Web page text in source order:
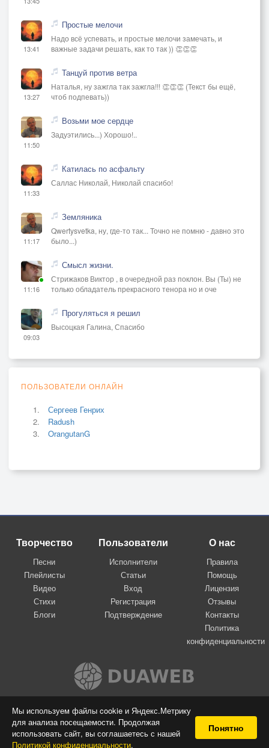
Мы используем файлы cookie и Яндекс.Метрику
для анализа посещаемости. Продолжая
использовать сайт, вы соглашаетесь с нашей
Политикой конфиденциальности.
Понятно
13:41
Простые мелочи
Надо всё успевать, и простые мелочи замечать, и
важные задачи решать, как то так )) 👏👏👏
13:27
Танцуй против ветра
Наталья, ну зажгла так зажгла!!! 👏👏👏 (Текст бы ещё,
чтоб подпевать))
11:50
Возьми мое сердце
Задуэтились...) Хорошо!..
11:33
Катилась по асфальту
Саллас Николай, Николай спасибо!
11:17
Земляника
Qwertysvetka, ну, где-то так... Точно не помню - давно это
было...)
11:16
Смысл жизни.
Стрижаков Виктор , в очередной раз поклон. Вы (Ты) не
только обладатель прекрасного тенора но и оче
09:03
Прогуляться я решил
Высоцкая Галина, Спасибо
ПОЛЬЗОВАТЕЛИ ОНЛАЙН
Сергеев Генрих
Radush
OrangutanG
Творчество
Песни
Плейлисты
Видео
Стихи
Блоги
Пользователи
Исполнители
Статьи
Вход
Регистрация
Подтверждение
О нас
Правила
Помощь
Лицензия
Отзывы
Контакты
Политика
конфиденциальности
Вконтакте
© 2009-2026 Я-пою
Музыкальный сайт самовыражения